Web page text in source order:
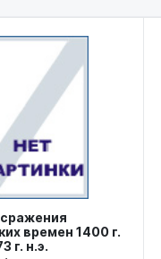
времен 1400 г.
г. н.э.